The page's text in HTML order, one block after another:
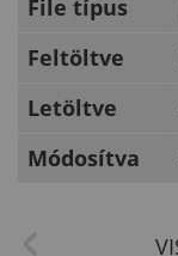
File típus
Feltöltve
Letöltve
Módosítva